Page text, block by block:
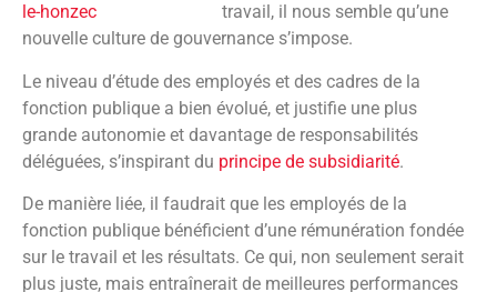
travail, il nous semble qu’une
nouvelle culture de gouvernance s’impose.
Le niveau d’étude des employés et des cadres de la
fonction publique a bien évolué, et justifie une plus
grande autonomie et davantage de responsabilités
déléguées, s’inspirant du principe de subsidiarité.
De manière liée, il faudrait que les employés de la
fonction publique bénéficient d’une rémunération fondée
sur le travail et les résultats. Ce qui, non seulement serait
plus juste, mais entraînerait de meilleures performances